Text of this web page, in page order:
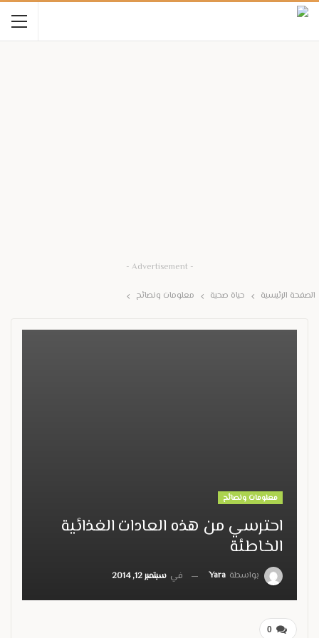
- Advertisement -
الصفحة الرئيسية حياة صحية معلومات ونصائح
معلومات ونصائح
احترسي من هذه العادات الغذائية
الخاطئة
بواسطة Yara في سبتمبر 12, 2014
0